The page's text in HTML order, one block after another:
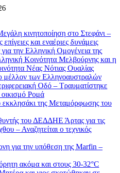
κινητοποίηση στο Στεφάνι –
και εναέριες δυνάμεις
την Ελληνική Ομογένεια της
Κοινότητα Μελβούρνης και η
Νέας Νότιας Ουαλίας
μέλλον των Ελληνοαυστραλών
Οδό – Τραυματίστηκε
οικισμό Ρομά
της Μεταμόρφωσης του
του ΔΕΔΔΗΕ Άρτας για τις
– Αναζητείται ο τεχνικός
για την υπόθεση της Marfin –
ακόμα και στους 30-32°C